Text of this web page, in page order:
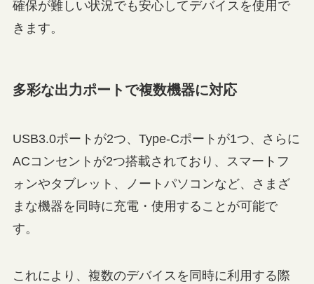
確保が難しい状況でも安心してデバイスを使用で
きます。
多彩な出力ポートで複数機器に対応
USB3.0ポートが2つ、Type-Cポートが1つ、さらに
ACコンセントが2つ搭載されており、スマートフ
ォンやタブレット、ノートパソコンなど、さまざ
まな機器を同時に充電・使用することが可能で
す。
これにより、複数のデバイスを同時に利用する際